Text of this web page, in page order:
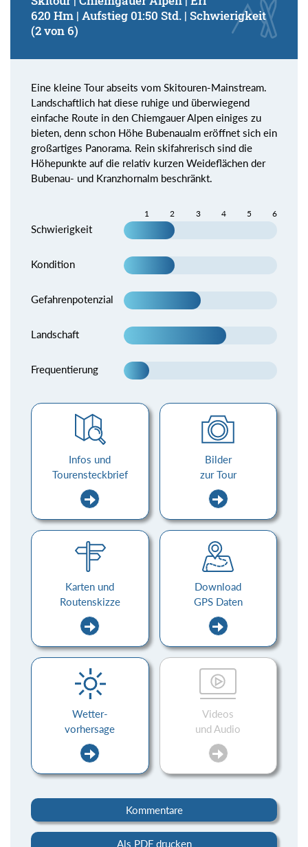
620 Hm | Aufstieg 01:50 Std. | Schwierigkeit
(2 von 6)
Eine kleine Tour abseits vom Skitouren-Mainstream.
Landschaftlich hat diese ruhige und überwiegend
einfache Route in den Chiemgauer Alpen einiges zu
bieten, denn schon Höhe Bubenaualm eröffnet sich ein
großartiges Panorama. Rein skifahrerisch sind die
Höhepunkte auf die relativ kurzen Weideflächen der
Bubenau- und Kranzhornalm beschränkt.
1 2 3 4 5 6
Schwierigkeit
Kondition
Gefahrenpotenzial
Landschaft
Frequentierung
Infos und
Tourensteckbrief
Bilder
zur Tour
Karten und
Routenskizze
Download
GPS Daten
Wetter-
vorhersage
Videos
und Audio
Kommentare
Als PDF drucken